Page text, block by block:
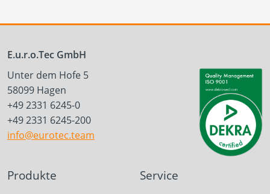
E.u.r.o.Tec GmbH
Unter dem Hofe 5
58099 Hagen
+49 2331 6245-0
+49 2331 6245-200
info@eurotec.team
Produkte Service